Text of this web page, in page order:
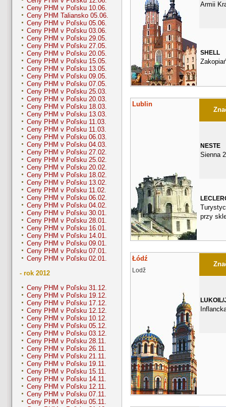
Ceny PHM v Poľsku 10.06.
Ceny PHM Taliansko 05.06.
Ceny PHM v Poľsku 05.06.
Ceny PHM v Poľsku 03.06.
Ceny PHM v Poľsku 29.05.
Ceny PHM v Poľsku 27.05.
Ceny PHM v Poľsku 20.05.
Ceny PHM v Poľsku 15.05.
Ceny PHM v Poľsku 13.05.
Ceny PHM v Poľsku 09.05.
Ceny PHM v Poľsku 07.05.
Ceny PHM v Poľsku 25.03.
Ceny PHM v Poľsku 20.03.
Ceny PHM v Poľsku 18.03.
Ceny PHM v Poľsku 13.03.
Ceny PHM v Poľsku 11.03.
Ceny PHM v Poľsku 11.03.
Ceny PHM v Poľsku 06.03.
Ceny PHM v Poľsku 04.03.
Ceny PHM v Poľsku 27.02.
Ceny PHM v Poľsku 25.02.
Ceny PHM v Poľsku 20.02.
Ceny PHM v Poľsku 18.02.
Ceny PHM v Poľsku 13.02.
Ceny PHM v Poľsku 11.02.
Ceny PHM v Poľsku 06.02.
Ceny PHM v Poľsku 04.02.
Ceny PHM v Poľsku 30.01.
Ceny PHM v Poľsku 28.01.
Ceny PHM v Poľsku 16.01.
Ceny PHM v Poľsku 14.01.
Ceny PHM v Poľsku 09.01.
Ceny PHM v Poľsku 07.01.
Ceny PHM v Poľsku 02.01.
- rok 2012
Ceny PHM v Poľsku 31.12.
Ceny PHM v Poľsku 19.12.
Ceny PHM v Poľsku 17.12.
Ceny PHM v Poľsku 12.12.
Ceny PHM v Poľsku 10.12.
Ceny PHM v Poľsku 05.12.
Ceny PHM v Poľsku 03.12.
Ceny PHM v Poľsku 28.11.
Ceny PHM v Poľsku 26.11.
Ceny PHM v Poľsku 21.11.
Ceny PHM v Poľsku 19.11.
Ceny PHM v Poľsku 15.11.
Ceny PHM v Poľsku 14.11.
Ceny PHM v Poľsku 12.11.
Ceny PHM v Poľsku 07.11.
Ceny PHM v Poľsku 05.11.
Armii
SHELL
Lublin
NESTE
Sienna
przy
Łódź
Lodž
LUKOIL/